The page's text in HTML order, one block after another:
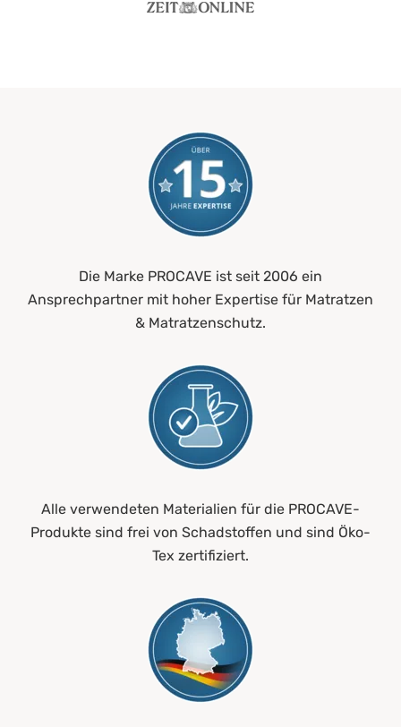
Die Marke PROCAVE ist seit 2006 ein
Ansprechpartner mit hoher Expertise für Matratzen
& Matratzenschutz.
Alle verwendeten Materialien für die PROCAVE-
Produkte sind frei von Schadstoffen und sind Öko-
Tex zertifiziert.